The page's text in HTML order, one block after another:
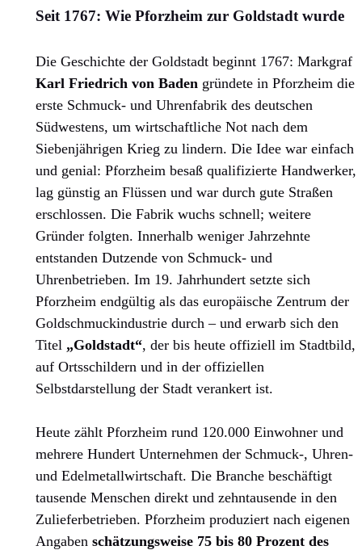
Seit 1767: Wie Pforzheim zur Goldstadt wurde
Die Geschichte der Goldstadt beginnt 1767: Markgraf
Karl Friedrich von Baden gründete in Pforzheim die
erste Schmuck- und Uhrenfabrik des deutschen
Südwestens, um wirtschaftliche Not nach dem
Siebenjährigen Krieg zu lindern. Die Idee war einfach
und genial: Pforzheim besaß qualifizierte Handwerker,
lag günstig an Flüssen und war durch gute Straßen
erschlossen. Die Fabrik wuchs schnell; weitere
Gründer folgten. Innerhalb weniger Jahrzehnte
entstanden Dutzende von Schmuck- und
Uhrenbetrieben. Im 19. Jahrhundert setzte sich
Pforzheim endgültig als das europäische Zentrum der
Goldschmuckindustrie durch – und erwarb sich den
Titel „Goldstadt“, der bis heute offiziell im Stadtbild,
auf Ortsschildern und in der offiziellen
Selbstdarstellung der Stadt verankert ist.
Heute zählt Pforzheim rund 120.000 Einwohner und
mehrere Hundert Unternehmen der Schmuck-, Uhren-
und Edelmetallwirtschaft. Die Branche beschäftigt
tausende Menschen direkt und zehntausende in den
Zulieferbetrieben. Pforzheim produziert nach eigenen
Angaben schätzungsweise 75 bis 80 Prozent des